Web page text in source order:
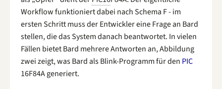
Workflow funktioniert dabei nach Schema F - im
ersten Schritt muss der Entwickler eine Frage an Bard
stellen, die das System danach beantwortet. In vielen
Fällen bietet Bard mehrere Antworten an, Abbildung
zwei zeigt, was Bard als Blink-Programm für den PIC
16F84A generiert.